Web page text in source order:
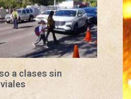
a clases sin